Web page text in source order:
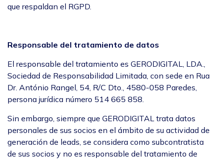
que respaldan el RGPD.
Responsable del tratamiento de datos
El responsable del tratamiento es GERODIGITAL, LDA.,
Sociedad de Responsabilidad Limitada, con sede en Rua
Dr. António Rangel, 54, R/C Dto., 4580-058 Paredes,
persona jurídica número 514 665 858.
Sin embargo, siempre que GERODIGITAL trata datos
personales de sus socios en el ámbito de su actividad de
generación de leads, se considera como subcontratista
de sus socios y no es responsable del tratamiento de